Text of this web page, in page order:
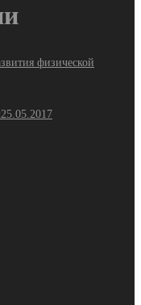
физической
25.05.2017